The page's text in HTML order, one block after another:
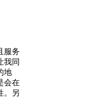
服务
我同
地
会在
。另